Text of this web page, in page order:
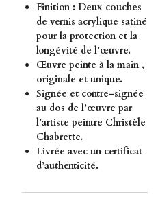
Finition : Deux couches
de vernis acrylique satiné
pour la protection et la
longévité de l’œuvre.
Œuvre peinte à la main ,
originale et unique.
Signée et contre-signée
au dos de l’œuvre par
l’artiste peintre Christèle
Chabrette.
Livrée avec un certificat
d’authenticité.